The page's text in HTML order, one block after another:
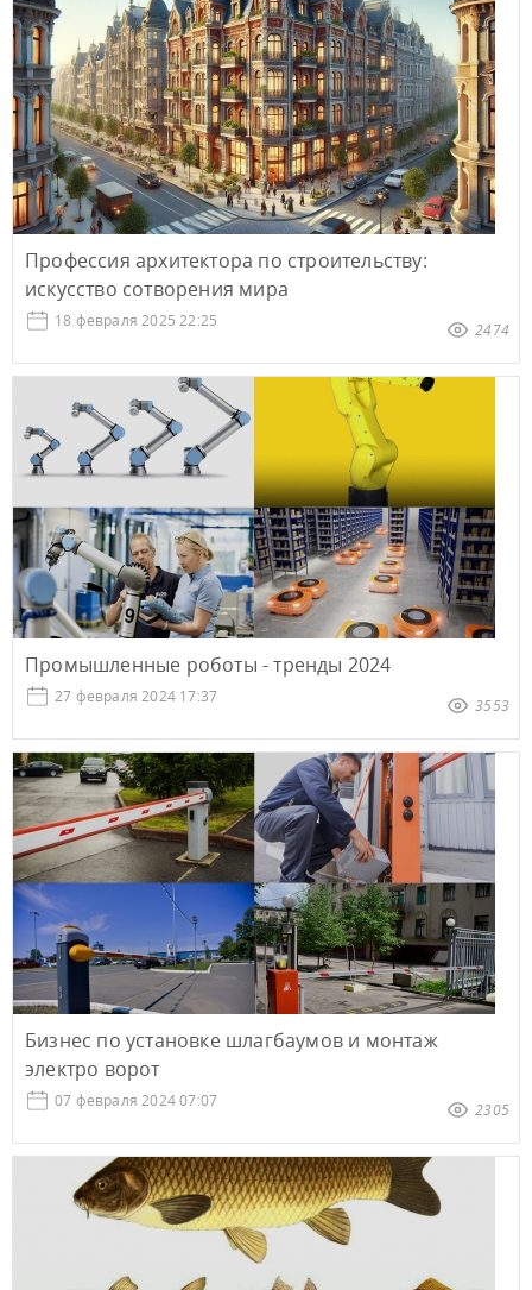
Профессия архитектора по строительству:
искусство сотворения мира
18 февраля 2025 22:25 2474
Промышленные роботы - тренды 2024
27 февраля 2024 17:37 3553
Бизнес по установке шлагбаумов и монтаж
электро ворот
07 февраля 2024 07:07 2305